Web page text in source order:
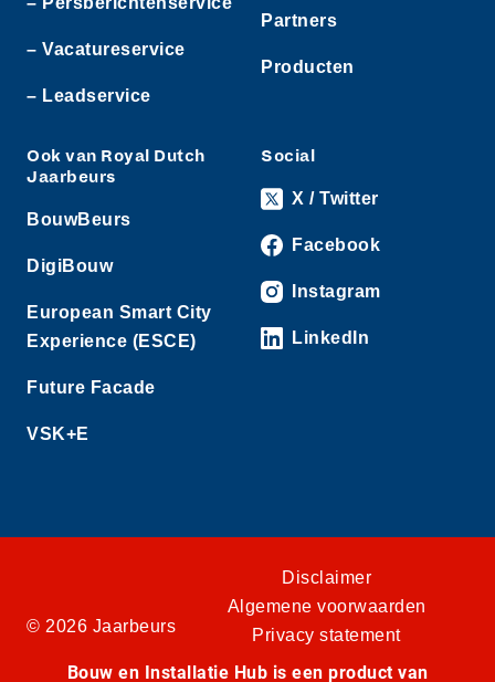
– Vacatureservice
– Leadservice
Partners
Producten
Ook van Royal Dutch
Jaarbeurs
BouwBeurs
DigiBouw
European Smart City
Experience (ESCE)
Future Facade
VSK+E
Social
X / Twitter
Facebook
Instagram
LinkedIn
© 2026 Jaarbeurs
Disclaimer
Algemene voorwaarden
Privacy statement
Bouw en Installatie Hub is een product van